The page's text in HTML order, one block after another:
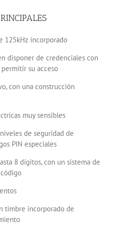
125kHz incorporado
disponer de credenciales con
su acceso
con una construcción
muy sensibles
de seguridad de
PIN especiales
8 dígitos, con un sistema de
timbre incorporado de